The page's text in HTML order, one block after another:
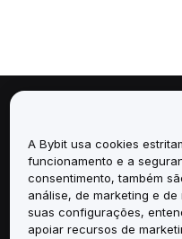
Serviços
Suporte
A Bybit usa cookies
funcionamento e a
consentimento, também
análise, de marketing e
suas configurações,
apoiar recursos de